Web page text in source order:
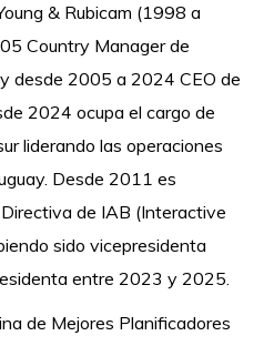
& Rubicam (1998 a
Country Manager de
desde 2005 a 2024 CEO de
2024 ocupa el cargo de
liderando las operaciones
Desde 2011 es
de IAB (Interactive
sido vicepresidenta
entre 2023 y 2025.
de Mejores Planificadores